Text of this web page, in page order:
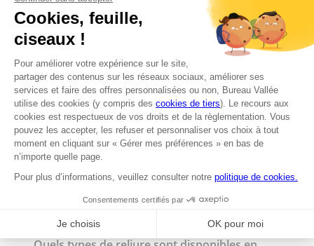
Les questions les plus fréquentes
Proposez-vous un service d'impression à
Dinant ?
Est-il possible de faire des photocopies en
magasin ?
Vallée Dinant ?